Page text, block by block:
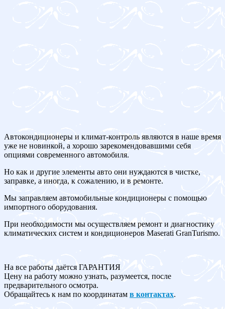
Автокондиционеры и климат-контроль являются в наше время
уже не новинкой, а хорошо зарекомендовавшими себя
опциями современного автомобиля.
Но как и другие элементы авто они нуждаются в чистке,
заправке, а иногда, к сожалению, и в ремонте.
Мы заправляем автомобильные кондиционеры с помощью
импортного оборудования.
При необходимости мы осуществляем ремонт и диагностику
климатических систем и кондиционеров Maserati GranTurismo.
На все работы даётся ГАРАНТИЯ
Цену на работу можно узнать, разумеется, после
предварительного осмотра.
Обращайтесь к нам по координатам в контактах.